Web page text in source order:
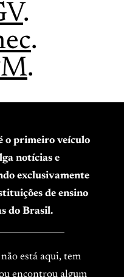
.
.
.
o primeiro veículo
notícias e
exclusivamente
de ensino
do Brasil.
está aqui, tem
encontrou algum